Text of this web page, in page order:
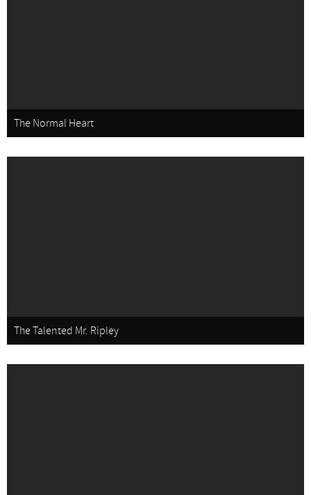
The Normal Heart
The Talented Mr. Ripley